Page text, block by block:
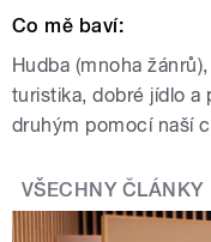
Co mě baví:
Hudba (mnoha
turistika, dobré jídlo a
druhým pomocí naší
VŠECHNY ČLÁNKY